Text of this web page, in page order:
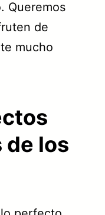
Queremos
de
mucho
de los